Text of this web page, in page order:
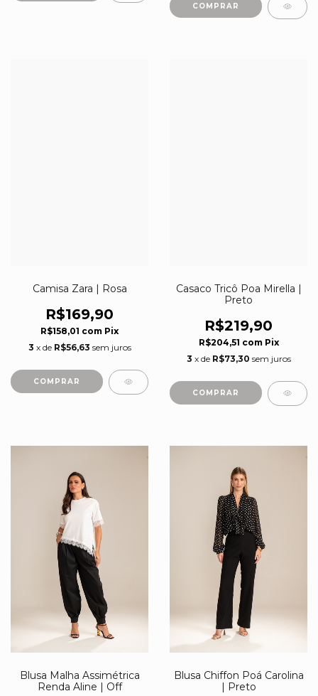
COMPRAR
Camisa Zara | Rosa
R$169,90
R$158,01 com Pix
3 x de R$56,63 sem juros
COMPRAR
Casaco Tricô Poa Mirella |
Preto
R$219,90
R$204,51 com Pix
3 x de R$73,30 sem juros
COMPRAR
Blusa Malha Assimétrica
Renda Aline | Off
Blusa Chiffon Poá Carolina
| Preto